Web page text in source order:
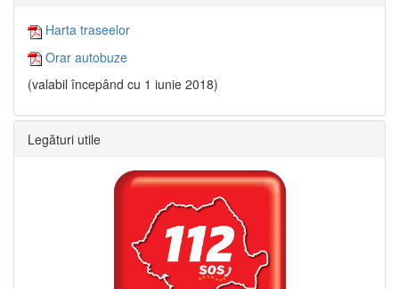
Harta traseelor
Orar autobuze
(valabil începând cu 1 iunie 2018)
Legături utile